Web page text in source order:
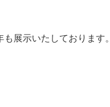
展示いたしております。